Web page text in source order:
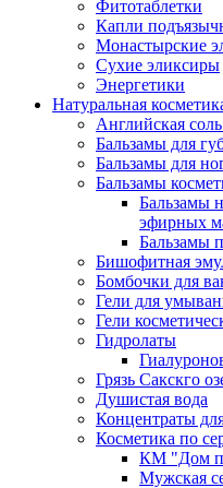
Фитотаблетки
Капли
Монастырские
Сухие эликсиры
Энергетики
Натуральная
Английская
Бальзамы для
Бальзамы для
Бальзамы
Бальзамы
эфирных
Бальзамы
Бишофитная
Бомбочки для
Гели для
Гели
Гидролаты
Грязь Сакскго
Душистая вода
Концентраты
Косметика по
КМ "Дом
Мужская